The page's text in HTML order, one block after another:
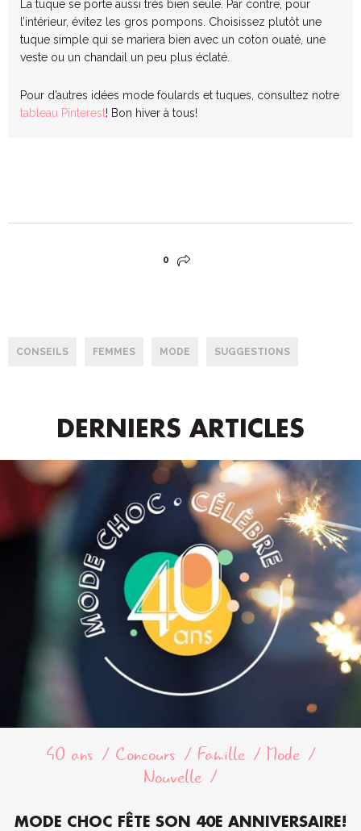
La tuque se porte aussi très bien seule. Par contre, pour
l’intérieur, évitez les gros pompons. Choisissez plutôt une
tuque simple qui se mariera bien avec un coton ouaté, une
veste ou un chandail un peu plus éclaté.
Pour d’autres idées mode foulards et tuques, consultez notre
tableau Pinterest! Bon hiver à tous!
0
CONSEILS FEMMES MODE SUGGESTIONS
DERNIERS ARTICLES
40 ans Concours Famille
Mode
Nouvelle
MODE CHOC FÊTE SON 40E ANNIVERSAIRE!